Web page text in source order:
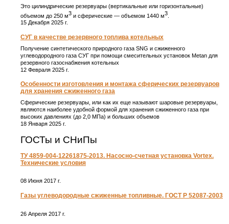
Это цилиндрические резервуары (вертикальные или горизонтальные)
объемом до 250 м3 и сферические ― объемом 1440 м3
15 Декабря 2025 г.
СУГ в качестве резервного топлива котельных
Получение синтетического природного газа SNG и сжиженного
углеводородного газа СУГ при помощи смесительных установок Metan для
резервного газоснабжения котельных
12 Февраля 2025 г.
Особенности изготовления и монтажа сферических резервуаров
для хранения сжиженного газа
Сферические резервуары, или как их еще называют шаровые резервуары,
являются наиболее удобной формой для хранения сжиженного газа при
высоких давлениях (до 2,0 МПа) и больших объемов
18 Января 2025 г.
ГОСТы и СНиПы
ТУ 4859-004-12261875-2013. Насосно-счетная установка Vortex.
Технические условия
08 Июня 2017 г.
Газы углеводородные сжиженные топливные. ГОСТ Р 52087-2003
26 Апреля 2017 г.